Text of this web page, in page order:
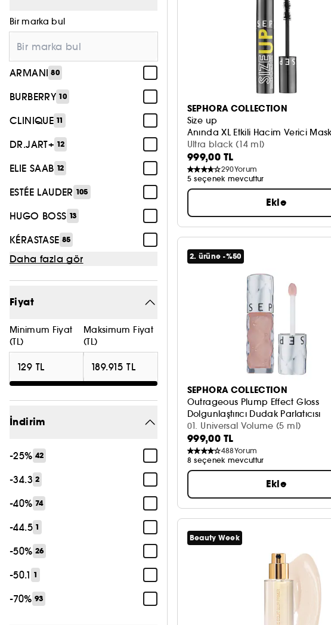
Cilt Bakımı 264
Aksesuar 91
Saç Bakımı 154
Saç Aksesuarı
Bir marka bul
ARMANI 80
BURBERRY 10
CLINIQUE 11
DR.JART+ 12
ELIE SAAB 12
ESTÉE LAUDER 105
HUGO BOSS 13
KÉRASTASE 85
Daha fazla gör
Fiyat
Minimum Fiyat
(TL)
Maksimum Fiyat
(TL)
İndirim
-25% 42
-34.3 2
-40% 74
-44.5 1
-50% 26
-50.1 1
-70% 93
SEPHORA COLLECTION
Size up
Anında XL Etkili Hacim Verici
Ultra black (14 ml)
999,00 TL
290Yorum
5 seçenek mevcuttur
Ekle
2. ürüne -%50
SEPHORA COLLECTION
Outrageous Plump Effect Gloss
Dolgunlaştırıcı Dudak Parlatıcısı
01. Universal Volume (5 ml)
999,00 TL
488Yorum
8 seçenek mevcuttur
Ekle
Beauty Week